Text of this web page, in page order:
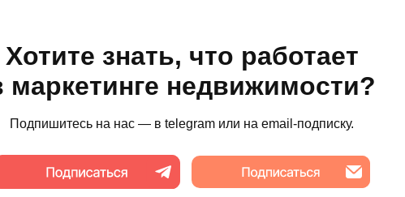
Хотите знать, что работает
маркетинге недвижимости?
Подпишитесь на нас — в telegram или на email-подписку.
Наши соцсети